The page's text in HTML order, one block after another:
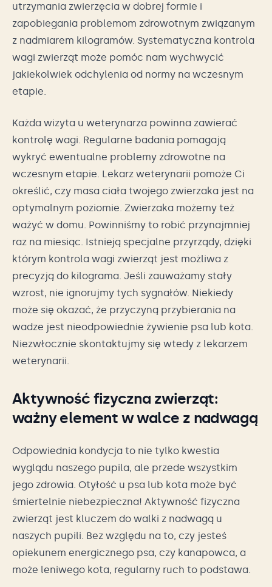
utrzymania zwierzęcia w dobrej formie i
zapobiegania problemom zdrowotnym związanym
z nadmiarem kilogramów. Systematyczna kontrola
wagi zwierząt może pomóc nam wychwycić
jakiekolwiek odchylenia od normy na wczesnym
etapie.
Każda wizyta u weterynarza powinna zawierać
kontrolę wagi. Regularne badania pomagają
wykryć ewentualne problemy zdrowotne na
wczesnym etapie. Lekarz weterynarii pomoże Ci
określić, czy masa ciała twojego zwierzaka jest na
optymalnym poziomie. Zwierzaka możemy też
ważyć w domu. Powinniśmy to robić przynajmniej
raz na miesiąc. Istnieją specjalne przyrządy, dzięki
którym kontrola wagi zwierząt jest możliwa z
precyzją do kilograma. Jeśli zauważamy stały
wzrost, nie ignorujmy tych sygnałów. Niekiedy
może się okazać, że przyczyną przybierania na
wadze jest nieodpowiednie żywienie psa lub kota.
Niezwłocznie skontaktujmy się wtedy z lekarzem
weterynarii.
Aktywność fizyczna zwierząt:
ważny element w walce z nadwagą
Odpowiednia kondycja to nie tylko kwestia
wyglądu naszego pupila, ale przede wszystkim
jego zdrowia. Otyłość u psa lub kota może być
śmiertelnie niebezpieczna! Aktywność fizyczna
zwierząt jest kluczem do walki z nadwagą u
naszych pupili. Bez względu na to, czy jesteś
opiekunem energicznego psa, czy kanapowca, a
może leniwego kota, regularny ruch to podstawa.